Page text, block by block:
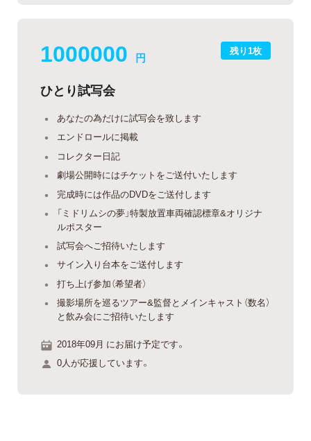
残り1枚
1000000 円
ひとり試写会
あなたの為だけに試写会を致します
エンドロールに掲載
コレクター日記
劇場公開時にはチケットをご送付いたします
完成時には作品のDVDをご送付します
「ミドリムシの夢」特製放置車両確認標章&オリジナ
ルポスター
試写会へご招待いたします
サイン入り台本をご送付します
打ち上げ参加（希望者）
撮影場所を巡るツアー&監督とメインキャスト（数名）
と飲み会にご招待いたします
2018年09月 にお届け予定です。
0人が応援しています。